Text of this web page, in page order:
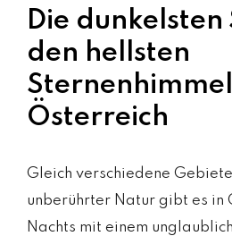
Die
den hellsten
Österreich
Gleich verschiedene
unberührter Natur gibt es in
Nachts mit einem